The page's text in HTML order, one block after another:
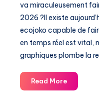
va miraculeusement
2026 ?Il existe
ecojoko capable de
en temps réel est vital,
graphiques plombe la
Read MoreEcojoko
à